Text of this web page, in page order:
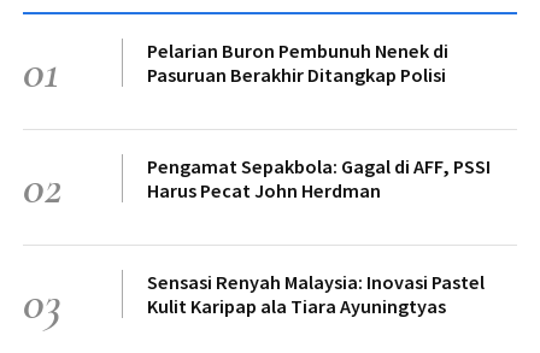
01
Pelarian Buron Pembunuh Nenek di
Pasuruan Berakhir Ditangkap Polisi
02
Pengamat Sepakbola: Gagal di AFF, PSSI
Harus Pecat John Herdman
03
Sensasi Renyah Malaysia: Inovasi Pastel
Kulit Karipap ala Tiara Ayuningtyas